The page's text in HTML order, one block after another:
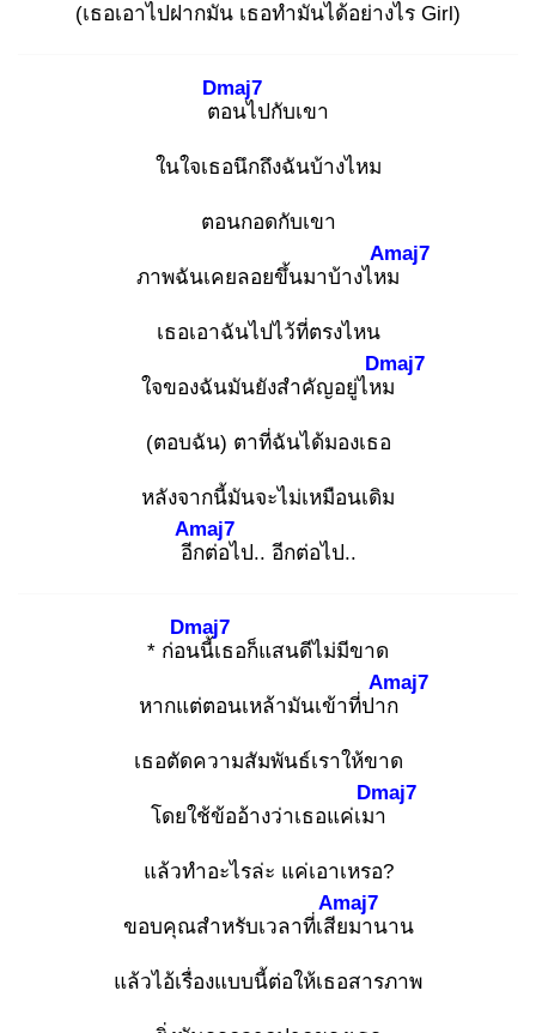
(เธอเอาไปฝากมัน เธอทำมันได้อย่างไร Girl)
ตอ
Dmaj7
นไปกับเขา
ในใจเธอนึกถึงฉันบ้างไหม
ตอนกอดกับเขา
ภาพฉันเคยลอยขึ้นมาบ้างไหม
Amaj7
เธอเอาฉันไปไว้ที่ตรงไหน
ใจของฉันมันยังสำคัญอยู่ไหม
Dmaj7
(ตอบฉัน) ตาที่ฉันได้มองเธอ
หลังจากนี้มันจะไม่เหมือนเดิม
อีก
Amaj7
ต่อไป.. อีกต่อไป..
* ก่อน
Dmaj7
นี้เธอก็แสนดีไม่มีขาด
หากแต่ตอนเหล้ามันเข้าที่ปาก
Amaj7
เธอตัดความสัมพันธ์เราให้ขาด
โดยใช้ข้ออ้างว่าเธอแค่เมา
Dmaj7
แล้วทำอะไรล่ะ แค่เอาเหรอ?
ขอบคุณสำหรับเวลาที่เสีย
Amaj7
มานาน
แล้วไอ้เรื่องแบบนี้ต่อให้เธอสารภาพ